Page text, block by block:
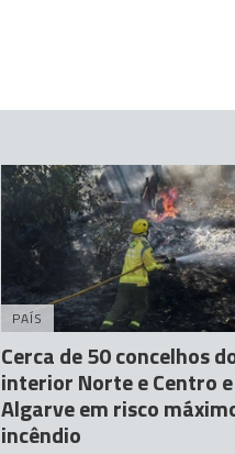
PAÍS
Cerca de 50 concelhos
interior Norte e Centro e
Algarve em risco
incêndio